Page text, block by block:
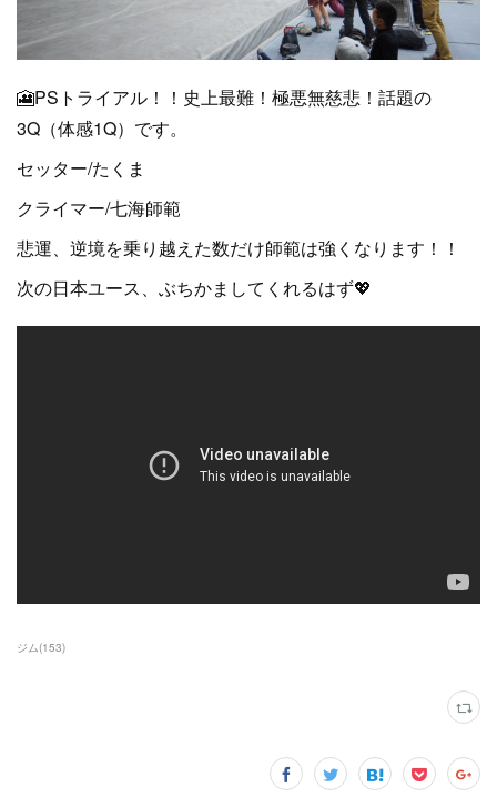
🎦PSトライアル！！史上最難！極悪無慈悲！話題の
3Q（体感1Q）です。
セッター/たくま
クライマー/七海師範
悲運、逆境を乗り越えた数だけ師範は強くなります！！
次の日本ユース、ぶちかましてくれるはず💖
ジム(153)